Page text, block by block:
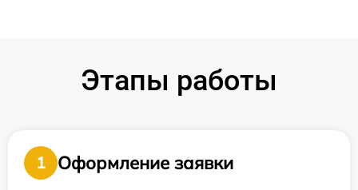
Этапы работы
1
Оформление заявки